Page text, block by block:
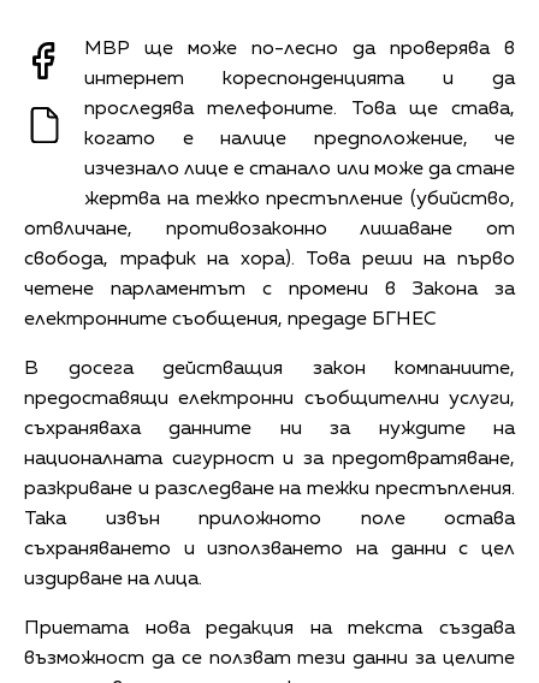
МВР ще може по-лесно да проверява в
интернет кореспонденцията и да
проследява телефоните. Това ще става,
когато е налице предположение, че
изчезнало лице е станало или може да стане
жертва на тежко престъпление (убийство,
отвличане, противозаконно лишаване от
свобода, трафик на хора). Това реши на първо
четене парламентът с промени в Закона за
електронните съобщения, предаде БГНЕС
В досега действащия закон компаниите,
предоставящи електронни съобщителни услуги,
съхраняваха данните ни за нуждите на
националната сигурност и за предотвратяване,
разкриване и разследване на тежки престъпления.
Така извън приложното поле остава
съхраняването и използването на данни с цел
издирване на лица.
Приетата нова редакция на текста създава
възможност да се ползват тези данни за целите